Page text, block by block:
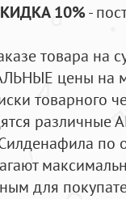
10%-
товара на
цены на
товарного
по
для